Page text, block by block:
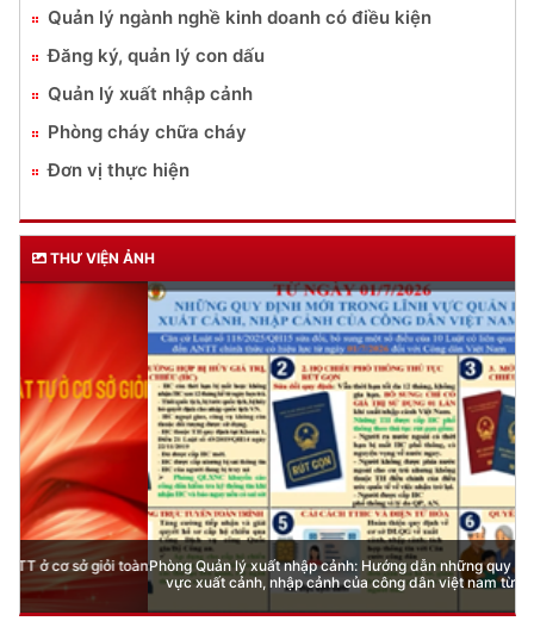
Quản lý ngành nghề kinh doanh có điều kiện
Đăng ký, quản lý con dấu
Quản lý xuất nhập cảnh
Phòng cháy chữa cháy
Đơn vị thực hiện
THƯ VIỆN ẢNH
Phòng Quản lý xuất nhập cảnh: Hướng dẫn những quy định mới trong lĩnh
vực xuất cảnh, nhập cảnh của công dân việt nam từ ngày 01/7/2026